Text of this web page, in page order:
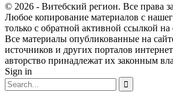
© 2026 - Витебский регион. Все права
Любое копирование материалов с
только с обратной активной ссылкой на
Все материалы опубликованные на
источников и других порталов
авторство принадлежат их законным
Sign in